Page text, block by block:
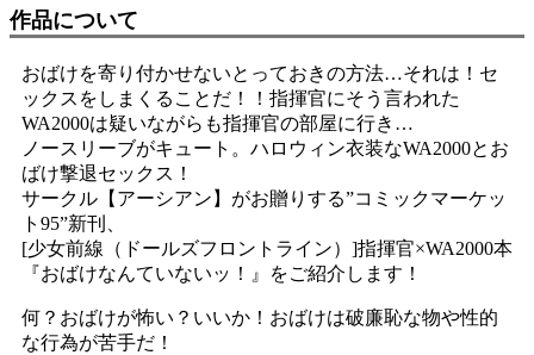
作品について
おばけを寄り付かせないとっておきの方法…それは！セ
ックスをしまくることだ！！指揮官にそう言われた
WA2000は疑いながらも指揮官の部屋に行き…
ノースリーブがキュート。ハロウィン衣装なWA2000とお
ばけ撃退セックス！
サークル【アーシアン】がお贈りする”コミックマーケッ
ト95”新刊、
[少女前線（ドールズフロントライン）]指揮官×WA2000本
『おばけなんていないッ！』をご紹介します！
何？おばけが怖い？いいか！おばけは破廉恥な物や性的
な行為が苦手だ！